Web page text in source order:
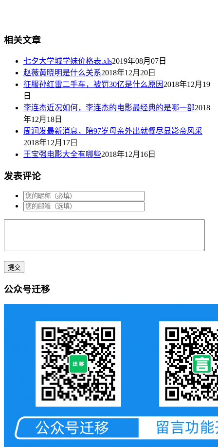
相关文章
七夕大学城学妹价格表.xls2019年08月07日
赵薇黄晓明是什么关系2018年12月20日
征服孙红雷二手车，被罚30亿是什么原因 2018年12月19
日
李连杰近况如何，李连杰的电影最经典的是哪一部2018
年12月18日
周润发最新消息，陪97岁母亲外出就餐尽显影帝风采
2018年12月17日
王宝强电影大全有哪些2018年12月16日
发表评论
公众号迁移